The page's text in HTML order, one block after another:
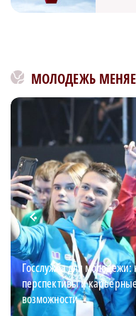
МОЛОДЕЖЬ
Госслужба для молодежи:
перспективы и
возможности